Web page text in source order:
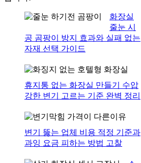
화장실
줄눈 시
공 곰팡이 방지 효과와 실패 없는
자재 선택 가이드
휴지통 없는 화장실 만들기 수압
강한 변기 고르는 기준 완벽 정리
변기 뚫는 업체 비용 적정 기준과
과잉 요금 피하는 방법 고찰